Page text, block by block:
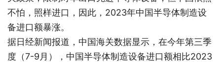
不怕，照样进口，因此，2023年中国半导体制造设
备进口额暴涨。
据日经新闻报道，中国海关数据显示，在今年第三季
度（7-9月），中国半导体制造设备进口额相比2023